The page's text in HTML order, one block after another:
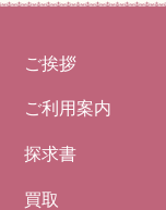
ご挨拶
ご利用案内
探求書
買取